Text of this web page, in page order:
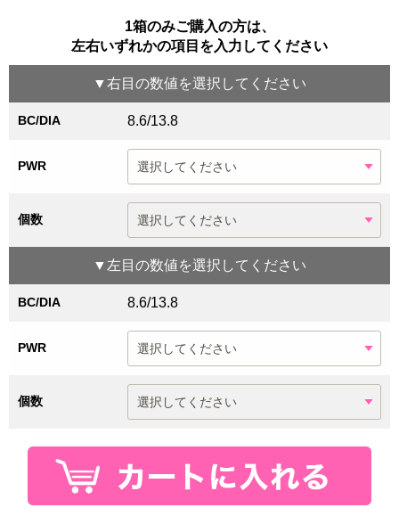
1箱のみご購入の方は、
左右いずれかの項目を入力してください
▼右目 の数値を選択してください
BC/DIA 8.6/13.8
PWR
個数
▼ 左目 の数値を選択してください
BC/DIA 8.6/13.8
PWR
個数